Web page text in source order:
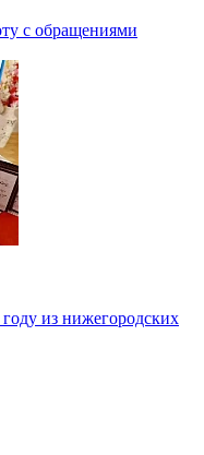
с обращениями
из нижегородских